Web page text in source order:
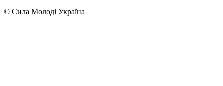
© Сила Молоді Україна